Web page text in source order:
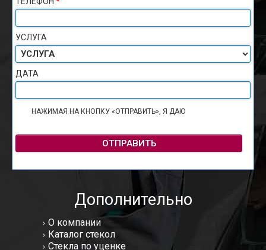
УСЛУГА
ДАТА
НАЖИМАЯ НА КНОПКУ «ОТПРАВИТЬ», Я ДАЮ
ОТПРАВИТЬ
Дополнительно
О компании
Каталог стекол
Стекла по уценке